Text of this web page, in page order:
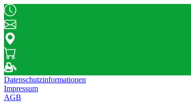
Datenschutzinformationen
Impressum
AGB